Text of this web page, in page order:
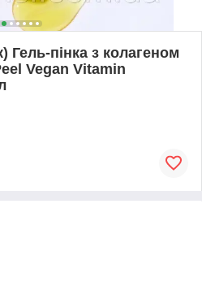
Гель-пінка з колагеном
Vegan Vitamin